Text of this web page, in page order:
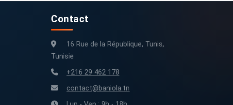
Contact
16 Rue de la République, Tunis,
Tunisie
+216 29 462 178
contact@baniola.tn